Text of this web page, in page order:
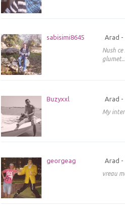
sabisimi8645
Arad -
Nush
Buzyxxl
Arad -
My
georgeag
Arad -
vreau